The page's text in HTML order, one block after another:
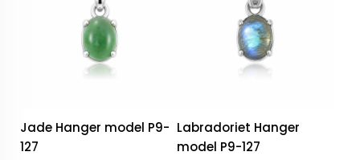
Jade Hanger model P9-
127
Labradoriet Hanger
model P9-127